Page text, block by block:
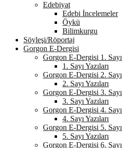
Edebiyat
Edebi İncelemeler
Öykü
Bilimkurgu
Söyleşi/Röportaj
Gorgon E-Dergisi
Gorgon E-Dergisi 1. Sayı
1. Sayı Yazıları
Gorgon E-Dergisi 2. Sayı
2. Sayı Yazıları
Gorgon E-Dergisi 3. Sayı
3. Sayı Yazıları
Gorgon E-Dergisi 4. Sayı
4. Sayı Yazıları
Gorgon E-Dergisi 5. Sayı
5. Sayı Yazıları
Gorgon E-Dergisi 6. Sayı